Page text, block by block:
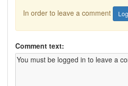
In order to leave a comment
Comment text: